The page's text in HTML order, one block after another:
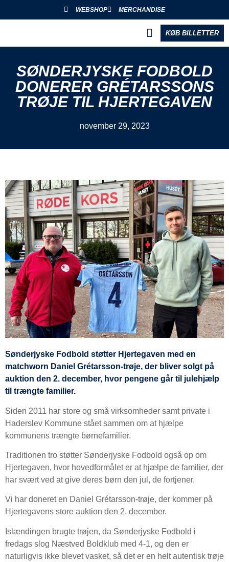
WEBSHOP MERCHANDISE
KØB BILLETTER
SØNDERJYSKE FODBOLD
DONERER GRÉTARSSONS
TRØJE TIL HJERTEGAVEN
november 29, 2023
Sønderjyske Fodbold støtter Hjertegaven med en
matchworn Daniel Grétarsson-trøje, der bliver solgt på
auktion den 2. december, hvor pengene går til julehjælp
til trængte familier.
Siden 2011 har store og små virksomheder samt private i
Haderslev Kommune stået sammen om at hjælpe
kommunens trængte børnefamilier.
Traditionen tro støtter Sønderjyske Fodbold også op om
Hjertegaven, hvor hovedformålet er at hjælpe de familier, der
har svært ved at give deres børn den jul, de fortjener.
Vi har doneret en Daniel Grétarsson-trøje, der kommer på
Hjertegavens store auktion den 2. december.
Islændingen brugte trøjen, da Sønderjyske Fodbold i
fredags slog Næstved Boldklub med 4-1, og den er
naturligvis ikke blevet vasket, så det er en helt autentisk trøje